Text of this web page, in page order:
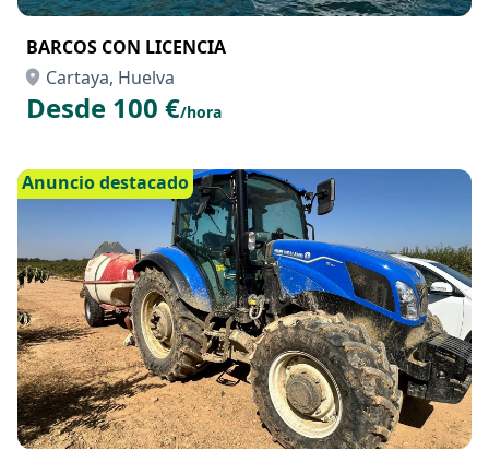
BARCOS CON LICENCIA
Cartaya, Huelva
Desde 100 €/hora
Anuncio destacado